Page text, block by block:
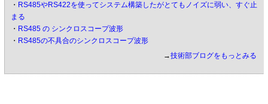
・ RS485やRS422を使ってシステム構築したがとてもノイズに弱い、すぐ止
まる
・ RS485 の シンクロスコープ波形
・ RS485の不具合のシンクロスコープ波形
→技術部ブログをもっとみる